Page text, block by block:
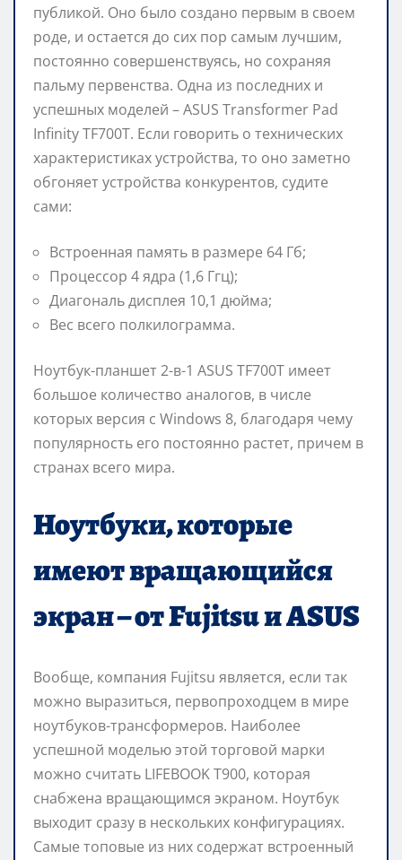
публикой. Оно было создано первым в своем
роде, и остается до сих пор самым лучшим,
постоянно совершенствуясь, но сохраняя
пальму первенства. Одна из последних и
успешных моделей – ASUS Transformer Pad
Infinity TF700T. Если говорить о технических
характеристиках устройства, то оно заметно
обгоняет устройства конкурентов, судите
сами:
Встроенная память в размере 64 Гб;
Процессор 4 ядра (1,6 Ггц);
Диагональ дисплея 10,1 дюйма;
Вес всего полкилограмма.
Ноутбук-планшет 2-в-1 ASUS TF700T имеет
большое количество аналогов, в числе
которых версия с Windows 8, благодаря чему
популярность его постоянно растет, причем в
странах всего мира.
Ноутбуки, которые
имеют вращающийся
экран – от Fujitsu и ASUS
Вообще, компания Fujitsu является, если так
можно выразиться, первопроходцем в мире
ноутбуков-трансформеров. Наиболее
успешной моделью этой торговой марки
можно считать LIFEBOOK T900, которая
снабжена вращающимся экраном. Ноутбук
выходит сразу в нескольких конфигурациях.
Самые топовые из них содержат встроенный